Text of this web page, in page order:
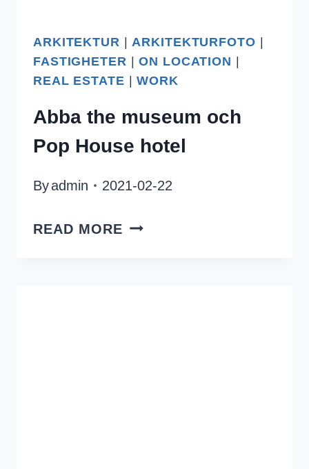
ARKITEKTUR |ARKITEKTURFOTO
FASTIGHETER |ON LOCATION
REAL ESTATE |WORK
Abba the museum och
Pop House hotel
Byadmin 2021-02-22
READ MORE ABBA